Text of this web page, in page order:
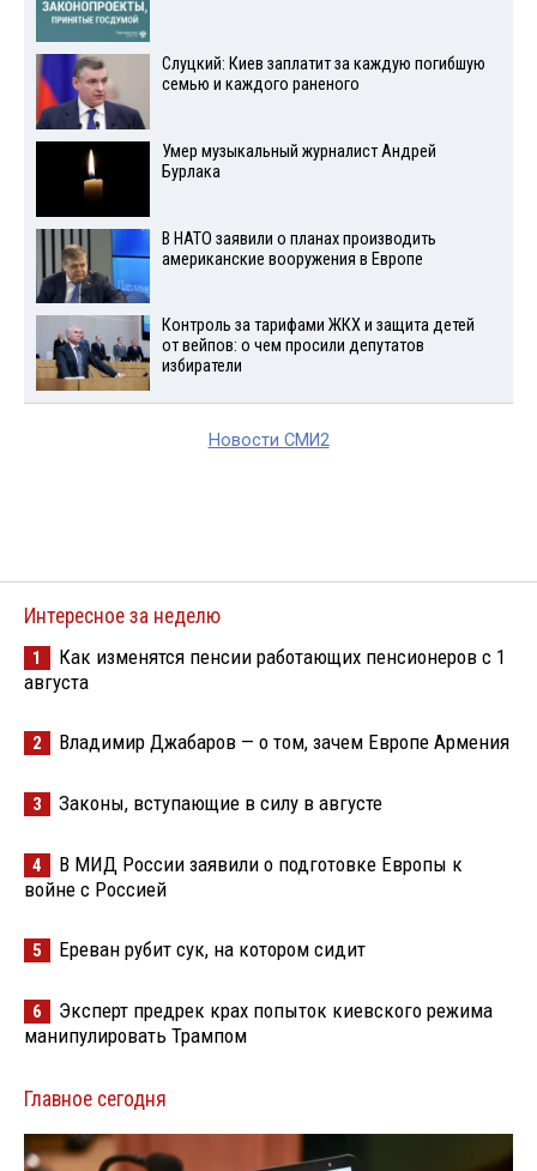
Слуцкий: Киев заплатит за каждую погибшую
семью и каждого раненого
Умер музыкальный журналист Андрей
Бурлака
В НАТО заявили о планах производить
американские вооружения в Европе
Контроль за тарифами ЖКХ и защита детей
от вейпов: о чем просили депутатов
избиратели
Новости СМИ2
Интересное за неделю
1
Как изменятся пенсии работающих пенсионеров с 1
августа
2 Владимир Джабаров — о том, зачем Европе Армения
3 Законы, вступающие в силу в августе
4
В МИД России заявили о подготовке Европы к
войне с Россией
5 Ереван рубит сук, на котором сидит
6
Эксперт предрек крах попыток киевского режима
манипулировать Трампом
Главное сегодня